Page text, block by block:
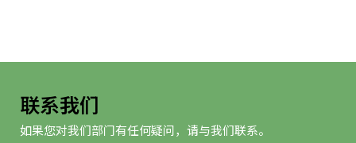
联系我们
如果您对我们部门有任何疑问，请与我们联系。